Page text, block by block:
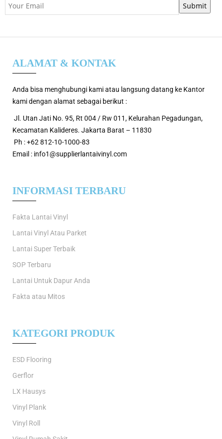
ALAMAT & KONTAK
Anda bisa menghubungi kami atau langsung datang ke Kantor
kami dengan alamat sebagai berikut :
Jl. Utan Jati No. 95, Rt 004 / Rw 011, Kelurahan Pegadungan,
Kecamatan Kalideres. Jakarta Barat – 11830
Ph : +62 812-10-1000-83
Email : info1@supplierlantaivinyl.com
INFORMASI TERBARU
Fakta Lantai Vinyl
Lantai Vinyl Atau Parket
Lantai Super Terbaik
SOP Terbaru
Lantai Untuk Dapur Anda
Fakta atau Mitos
KATEGORI PRODUK
ESD Flooring
Gerflor
LX Hausys
Vinyl Plank
Vinyl Roll